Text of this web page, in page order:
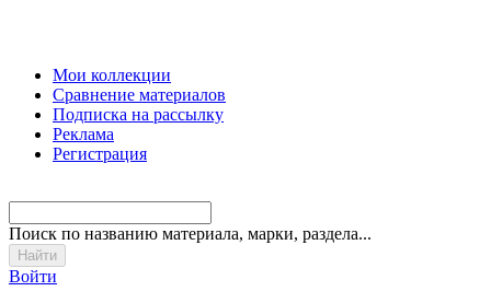
Мои коллекции
Сравнение материалов
Подписка на рассылку
Реклама
Регистрация
Поиск по названию материала, марки, раздела...
Войти